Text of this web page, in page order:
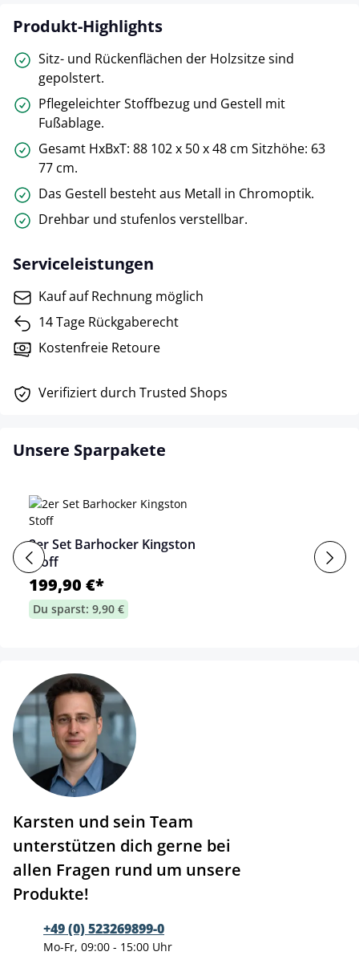
Produkt-Highlights
Sitz- und Rückenflächen der Holzsitze sind
gepolstert.
Pflegeleichter Stoffbezug und Gestell mit
Fußablage.
Gesamt HxBxT: 88 102 x 50 x 48 cm Sitzhöhe: 63
77 cm.
Das Gestell besteht aus Metall in Chromoptik.
Drehbar und stufenlos verstellbar.
Serviceleistungen
Kauf auf Rechnung möglich
14 Tage Rückgaberecht
Kostenfreie Retoure
Verifiziert durch Trusted Shops
Unsere Sparpakete
2er Set Barhocker Kingston
Stoff
199,90 €*
Du sparst: 9,90 €
Karsten und sein Team
unterstützen dich gerne bei
allen Fragen rund um unsere
Produkte!
+49 (0) 523269899-0
Mo-Fr, 09:00 - 15:00 Uhr